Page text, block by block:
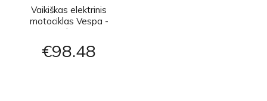
Vaikiškas elektrinis
motociklas Vespa -
raudonas
€98 48